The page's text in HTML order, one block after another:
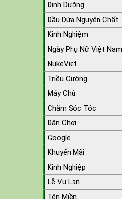
Dinh Dưỡng
Dầu Dừa Nguyên Chất
Kinh Nghiệm
Ngày Phụ Nữ Việt Nam
NukeViet
Triều Cường
Máy Chủ
Chăm Sóc Tóc
Dân Chơi
Google
Khuyến Mãi
Kinh Nghiệp
Lễ Vu Lan
Tên Miền